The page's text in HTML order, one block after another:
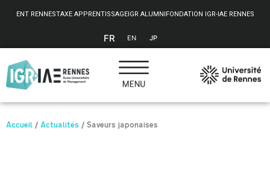
ENT RENNESTAXE APPRENTISSAGEIGR ALUMNIFONDATION IGR-IAE RENNES
FR EN JP
Accueil / Actualités / Saveurs japonaises